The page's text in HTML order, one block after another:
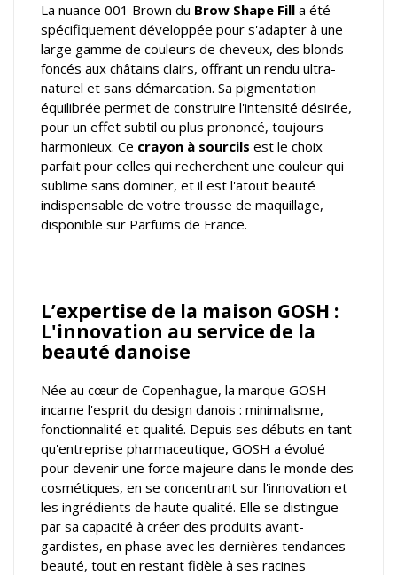
La nuance 001 Brown du Brow Shape Fill a été
spécifiquement développée pour s'adapter à une
large gamme de couleurs de cheveux, des blonds
foncés aux châtains clairs, offrant un rendu ultra-
naturel et sans démarcation. Sa pigmentation
équilibrée permet de construire l'intensité désirée,
pour un effet subtil ou plus prononcé, toujours
harmonieux. Ce crayon à sourcils est le choix
parfait pour celles qui recherchent une couleur qui
sublime sans dominer, et il est l'atout beauté
indispensable de votre trousse de maquillage,
disponible sur Parfums de France.
L’expertise de la maison GOSH :
L'innovation au service de la
beauté danoise
Née au cœur de Copenhague, la marque GOSH
incarne l'esprit du design danois : minimalisme,
fonctionnalité et qualité. Depuis ses débuts en tant
qu'entreprise pharmaceutique, GOSH a évolué
pour devenir une force majeure dans le monde des
cosmétiques, en se concentrant sur l'innovation et
les ingrédients de haute qualité. Elle se distingue
par sa capacité à créer des produits avant-
gardistes, en phase avec les dernières tendances
beauté, tout en restant fidèle à ses racines